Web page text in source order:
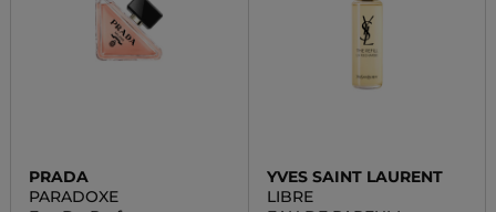
PRADA
PARADOXE
YVES SAINT LAURENT
LIBRE